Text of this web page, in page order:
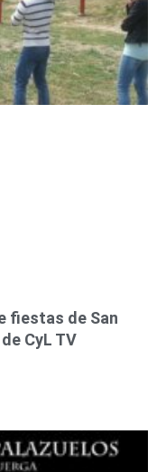
fiestas de San
CyL TV